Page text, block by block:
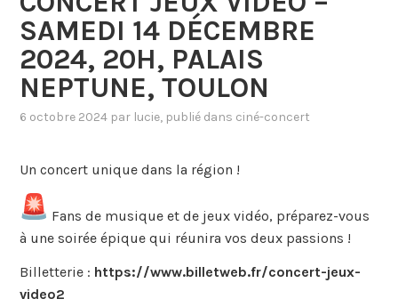
SAMEDI 14 DÉCEMBRE
2024, 20H, PALAIS
NEPTUNE, TOULON
6 octobre 2024 par lucie, publié dans ciné-concert
Un concert unique dans la région !
Fans de musique et de jeux vidéo, préparez-vous
à une soirée épique qui réunira vos deux passions !
Billetterie : https://www.billetweb.fr/concert-jeux-
video2